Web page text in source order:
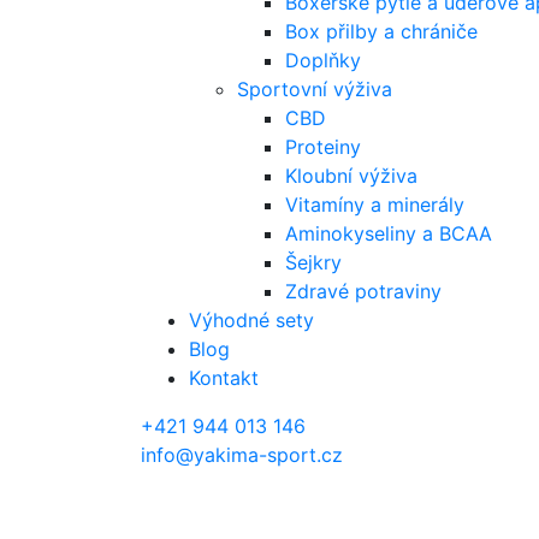
Box přilby a chrániče
Doplňky
Sportovní výživa
CBD
Proteiny
Kloubní výživa
Vitamíny a minerály
Aminokyseliny a BCAA
Šejkry
Zdravé potraviny
Výhodné sety
Blog
Kontakt
+421 944 013 146
info@yakima-sport.cz